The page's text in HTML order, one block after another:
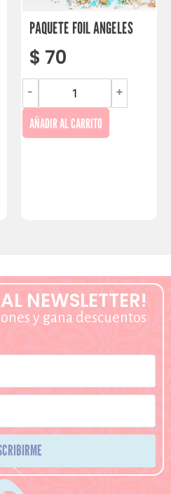
PAQUETE FOIL ANGELES
$ 70
- +
AÑADIR AL CARRITO
NEWSLETTER!
y gana descuentos